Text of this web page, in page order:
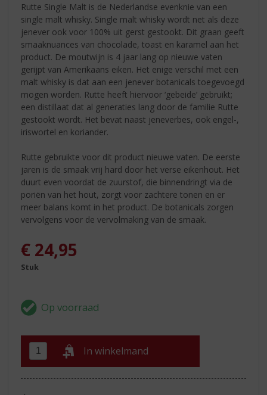
Rutte Single Malt is de Nederlandse evenknie van een
single malt whisky. Single malt whisky wordt net als deze
jenever ook voor 100% uit gerst gestookt. Dit graan geeft
smaaknuances van chocolade, toast en karamel aan het
product. De moutwijn is 4 jaar lang op nieuwe vaten
gerijpt van Amerikaans eiken. Het enige verschil met een
malt whisky is dat aan een jenever botanicals toegevoegd
mogen worden. Rutte heeft hiervoor ‘gebeide’ gebruikt;
een distillaat dat al generaties lang door de familie Rutte
gestookt wordt. Het bevat naast jeneverbes, ook engel-,
iriswortel en koriander.
Rutte gebruikte voor dit product nieuwe vaten. De eerste
jaren is de smaak vrij hard door het verse eikenhout. Het
duurt even voordat de zuurstof, die binnendringt via de
poriën van het hout, zorgt voor zachtere tonen en er
meer balans komt in het product. De botanicals zorgen
vervolgens voor de vervolmaking van de smaak.
€ 24,95
Stuk
In winkelmand